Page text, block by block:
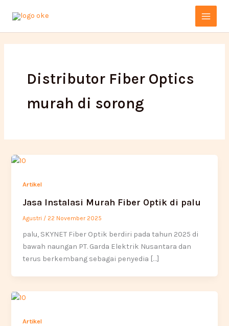
Main
Menu
Distributor Fiber Optics
murah di sorong
Artikel
Jasa Instalasi Murah Fiber Optik di palu
Agustri / 22 November 2025
palu, SKYNET Fiber Optik berdiri pada tahun 2025 di
bawah naungan PT. Garda Elektrik Nusantara dan
terus berkembang sebagai penyedia […]
Artikel